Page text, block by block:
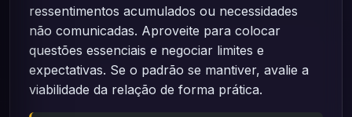
ressentimentos acumulados ou necessidades
não comunicadas. Aproveite para colocar
questões essenciais e negociar limites e
expectativas. Se o padrão se mantiver, avalie a
viabilidade da relação de forma prática.